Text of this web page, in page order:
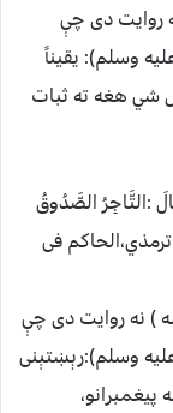
روایت دی چې
وسلم): یقیناً
شي هغه ته ثبات
:التَّاجِرُ الصَّدُوقُ
فی
) نه روایت دی چې
وسلم):رېښتېنی